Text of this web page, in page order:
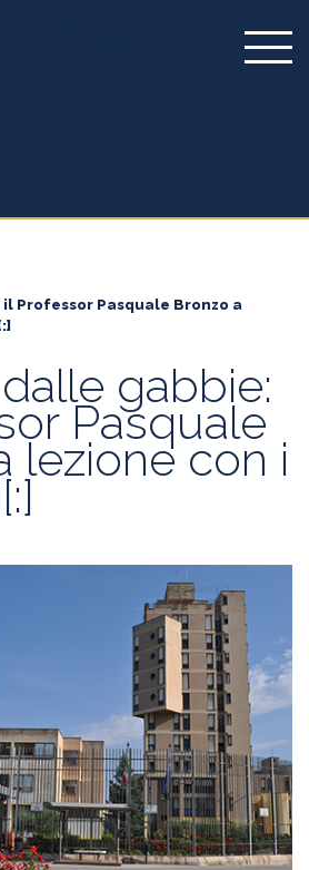
Professor Pasquale Bronzo a
gabbie:
Pasquale
lezione con i